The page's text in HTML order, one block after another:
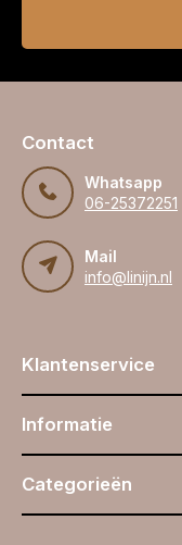
Contact
Whatsapp
06-25372251
Mail
info@linijn.nl
Klantenservice
Informatie
Categorieën